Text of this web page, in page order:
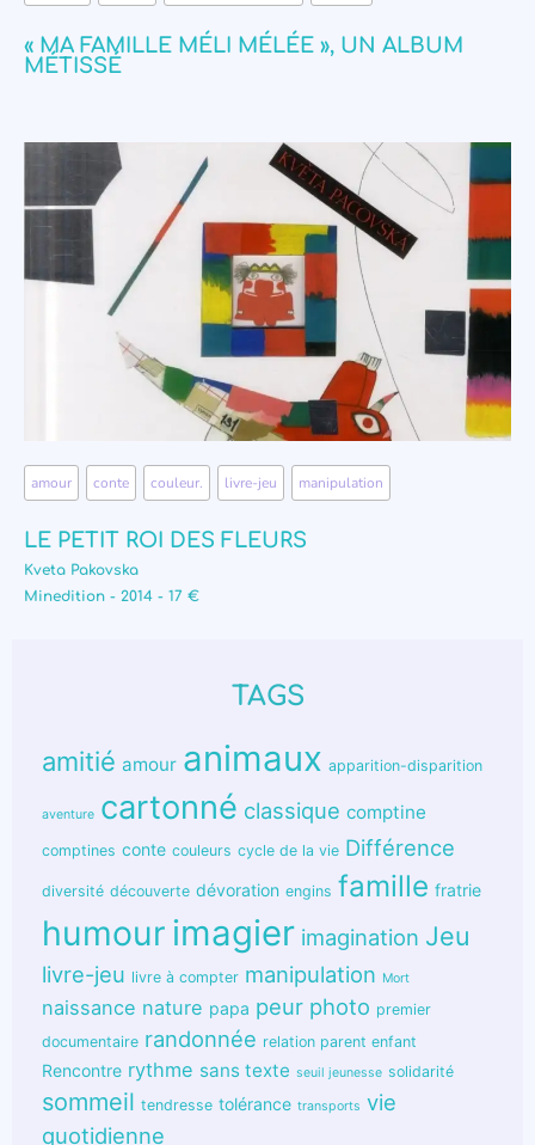
« MA FAMILLE MÉLI MÉLÉE », UN ALBUM
MÉTISSÉ
amour conte couleur. livre-jeu manipulation
LE PETIT ROI DES FLEURS
Kveta Pakovska
Minedition - 2014 - 17 €
TAGS
amitié amour animaux apparition-disparition
aventure cartonné classique comptine
comptines conte couleurs cycle de la vie Différence
diversité découverte dévoration engins famille fratrie
humour imagier imagination Jeu
livre-jeu livre à compter manipulation Mort
naissance nature papa peur photo premier
documentaire randonnée relation parent enfant
Rencontre rythme sans texte seuil jeunesse solidarité
sommeil tendresse tolérance transports vie
quotidienne